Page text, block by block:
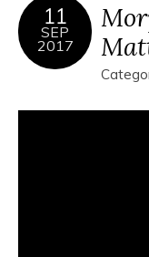
11
SEP
2017